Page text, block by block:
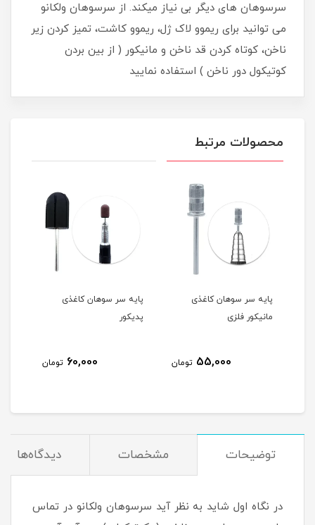
سرسوهان های دیگر بی نیاز میکند. از سرسوهان ولکانو
می توانید برای ریموو لاک ژل، ریموو کاشت، تمیز کردن زیر
ناخن، کوتاه کردن قد ناخن و مانیکور ( از بین بردن
کوتیکول دور ناخن ) استفاده نمایید
محصولات مرتبط
پایه سر سوهان کاغذی
مانیکور فلزی
55,000 تومان
پایه سر سوهان کاغذی
پدیکور
60,000 تومان
توضیحات مشخصات دیدگاه‌ها
در نگاه اول شاید به نظر آید سرسوهان ولکانو در تماس